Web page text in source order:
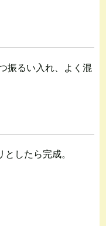
振るい入れ、よく混
したら完成。